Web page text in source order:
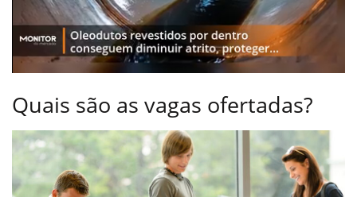
Quais são as vagas ofertadas?